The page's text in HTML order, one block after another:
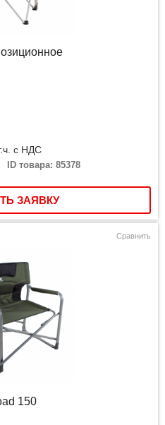
с НДС
ID товара: 85378
ЗАЯВКУ
Сравнить
150